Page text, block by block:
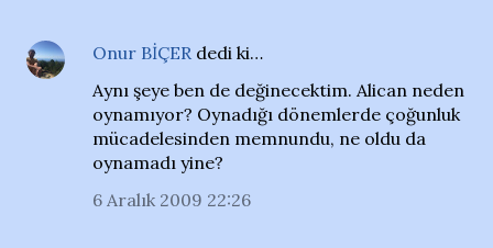
Onur BİÇER dedi ki…
Aynı şeye ben de değinecektim. Alican neden
oynamıyor? Oynadığı dönemlerde çoğunluk
mücadelesinden memnundu, ne oldu da
oynamadı yine?
6 Aralık 2009 22:26